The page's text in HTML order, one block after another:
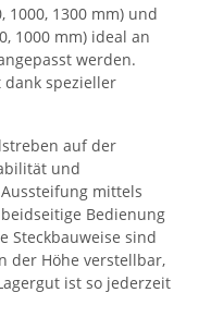
1000, 1300 mm) und
1000 mm) ideal an
werden.
dank spezieller
auf der
und
mittels
Bedienung
Steckbauweise sind
der Höhe verstellbar,
ist so jederzeit